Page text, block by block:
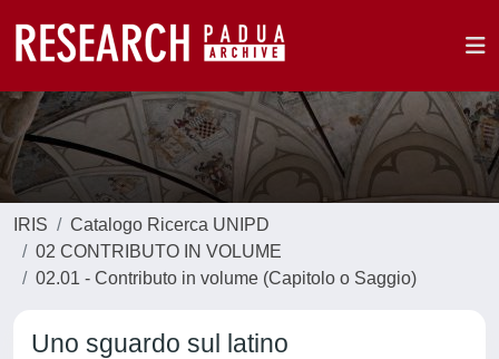
IRIS
Catalogo Ricerca UNIPD
02 CONTRIBUTO IN VOLUME
02.01 - Contributo in volume (Capitolo o Saggio)
Uno sguardo sul latino